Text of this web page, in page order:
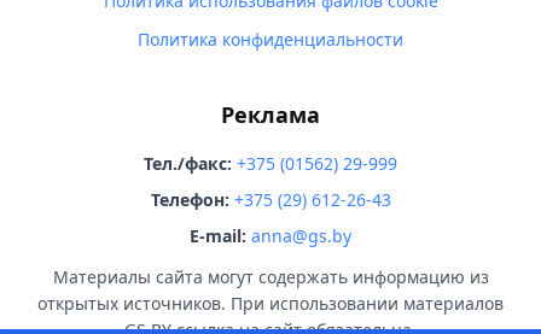
Политика конфиденциальности
Реклама
Тел./факс: +375 (01562) 29-999
Телефон: +375 (29) 612-26-43
E-mail: anna@gs.by
Материалы сайта могут содержать информацию из
открытых источников. При использовании материалов